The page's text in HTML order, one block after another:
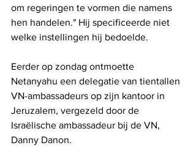
om regeringen te vormen die namens
hen handelen." Hij specificeerde niet
welke instellingen hij bedoelde.
Eerder op zondag ontmoette
Netanyahu een delegatie van tientallen
VN-ambassadeurs op zijn kantoor in
Jeruzalem, vergezeld door de
Israëlische ambassadeur bij de VN,
Danny Danon.